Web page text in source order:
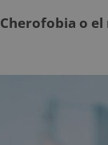
Cherofobia o el